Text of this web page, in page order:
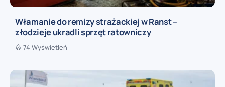
Włamanie do remizy strażackiej w Ranst –
złodzieje ukradli sprzęt ratowniczy
74 Wyświetleń